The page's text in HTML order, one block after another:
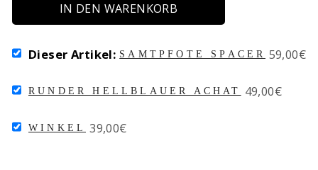
IN DEN WARENKORB
SELECT
FOR
Dieser Artikel: SAMTPFOTE SPACER Price
59,00€
SELECT
ACHAT
RUNDER HELLBLAUER ACHAT Price
49,00€
SELECT
WINKEL Price
39,00€